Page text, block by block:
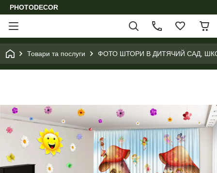
PHOTODECOR
Товари та послуги ФОТО ШТОРИ В ДИТЯЧИЙ САД,